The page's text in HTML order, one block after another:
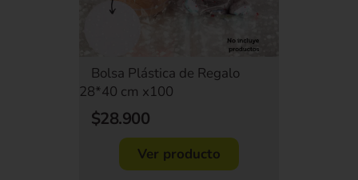
Bolsa Plástica de Regalo
28*40 cm x100
$28.900
Ver producto